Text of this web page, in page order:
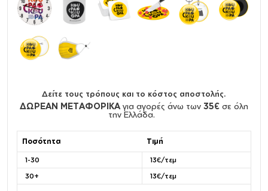
Δείτε τους τρόπους και το κόστος αποστολής.
ΔΩΡΕΑΝ ΜΕΤΑΦΟΡΙΚΑ για αγορές άνω των 35€ σε όλη
την Ελλάδα.
Ποσότητα Τιμή
1-30
13€/τεμ
30+
13€/τεμ